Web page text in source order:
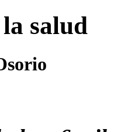
salud